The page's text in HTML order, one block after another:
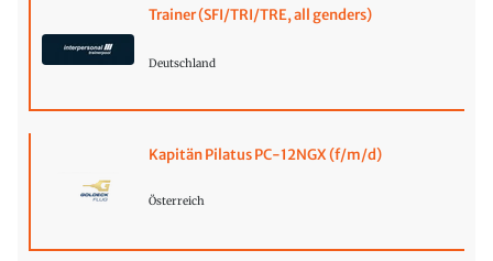
Trainer (SFI/TRI/TRE, all genders)
Deutschland
Kapitän Pilatus PC-12NGX (f/m/d)
Österreich